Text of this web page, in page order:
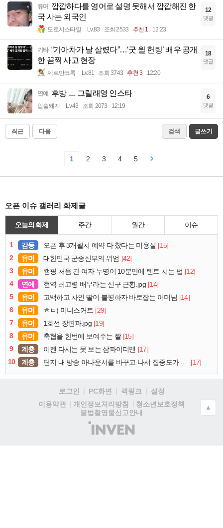
유머 깝깝하다를 영어로 설명 못해서 깝깝해진 한
국 사는 외국인
도로시스타일 Lv.83 조회 2533 추천 1 12:23
12
댓글
기타 “기아차가 날 살렸다”…‘굿 윌 헌팅’ 배우 공개
한 끔찍 사고 현장
제르만크록 Lv.81 조회 3743 추천 3 12:20
18
댓글
연예 후방 ㅡ 그릴래영 인스타
입술돼지 Lv.43 조회 2073 12:19
6
댓글
최근 다음 검색 글쓰기
1 2 3 4 5
오픈 이슈 갤러리 화제글
오늘의 화제 주간 월간 이슈
1 감동 오픈 후 3개월치 예약 다 찼다는 미용실 [15]
2
유머 대한민국 군종신부의 위엄 [42]
3
유머 캠핑 처음 간 여자 두명이 10분만에 텐트 치는 법 [12]
4
연예 현역 최고령 배우라는 신구 근황.jpg [14]
5
유머 고백하고 차인 딸이 불평하자 바로잡는 어머님 [14]
6
유머 ㅎㅂ) 미니스커트 [29]
7
유머 1호선 장판파.jpg [19]
8
유머 축협을 한번에 보여주는 짤 [15]
9
계층 이젠 다시는 못 보는 삼파이더맨 [17]
10
계층 단지 내 방송 아나운서를 바꾸고 나서 집중도가 확 올라갔다는 한 아파트의 안내방송 [17]
로그인 PC화면 퀵링크
설정
이용약관
개인정보처리방침
청소년보호정책
불법촬영물신고안내
(주)
인
▲